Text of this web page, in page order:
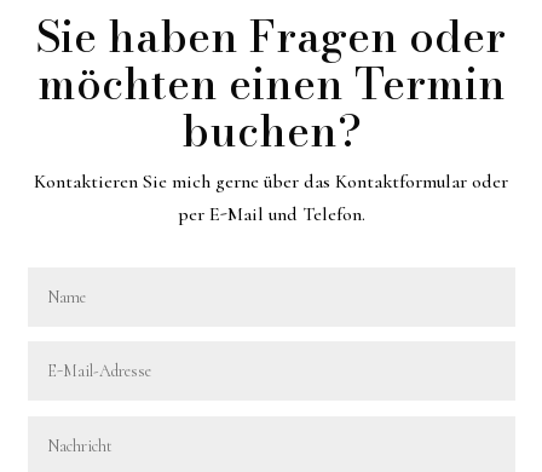
Sie haben Fragen oder
möchten einen Termin
buchen?
Kontaktieren Sie mich gerne über das Kontaktformular oder
per E-Mail und Telefon.